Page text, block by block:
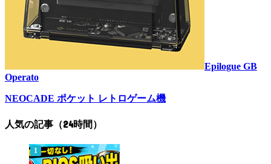
Epilogue GB
Operato
NEOCADE ポケット レトロゲーム機
人気の記事（24時間）